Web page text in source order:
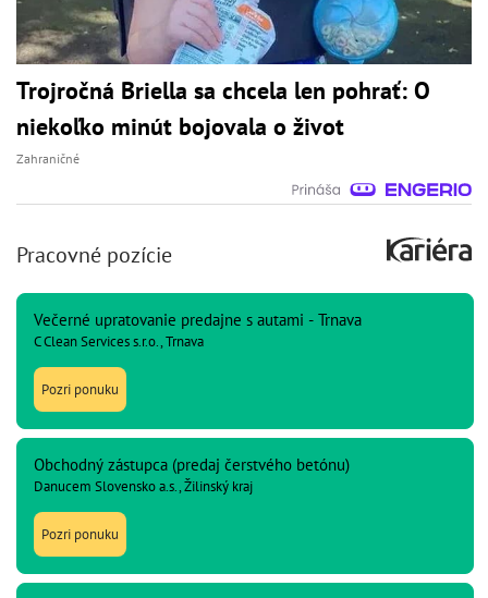
Trojročná Briella sa chcela len pohrať: O
niekoľko minút bojovala o život
Zahraničné
Pracovné pozície
Večerné upratovanie predajne s autami - Trnava
C Clean Services s.r.o., Trnava
Pozri ponuku
Obchodný zástupca (predaj čerstvého betónu)
Danucem Slovensko a.s., Žilinský kraj
Pozri ponuku